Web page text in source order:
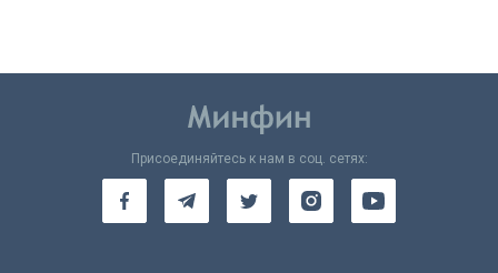
Присоединяйтесь к нам в соц. сетях: